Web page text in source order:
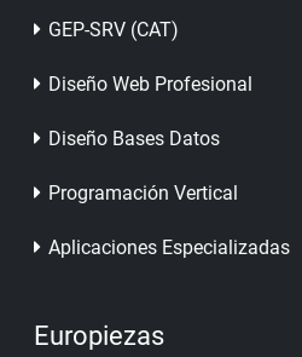
GEP-SRV (CAT)
Diseño Web Profesional
Diseño Bases Datos
Programación Vertical
Aplicaciones Especializadas
Europiezas